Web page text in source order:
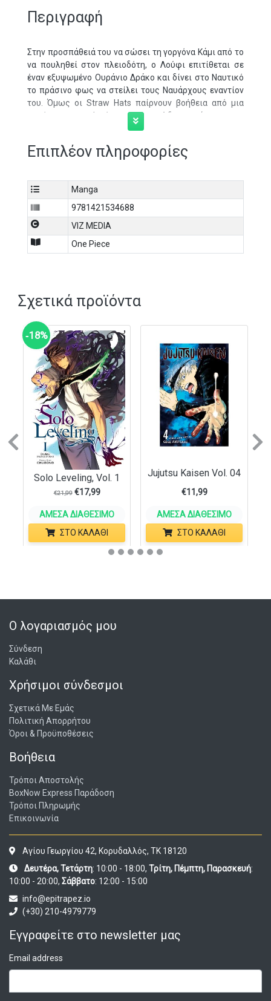
Περιγραφή
Στην προσπάθειά του να σώσει τη γοργόνα Κάμι από το
να πουληθεί στον πλειοδότη, ο Λούφι επιτίθεται σε
έναν εξυψωμένο Ουράνιο Δράκο και δίνει στο Ναυτικό
το πράσινο φως να στείλει τους Ναυάρχους εναντίον
του. Όμως οι Straw Hats παίρνουν βοήθεια από μια
απρόσμενη πηγή, έναν μυστηριώδη παράνομο που
γνωρίζει τα πάντα για τον Gold Roger, τον πρώτο
Επιπλέον πληροφορίες
Manga
9781421534688
VIZ MEDIA
One Piece
Σχετικά προϊόντα
‑18%
Solo Leveling, Vol. 1
€21,99 €17,99
ΆΜΕΣΑ ΔΙΑΘΈΣΙΜΟ
ΣΤΟ ΚΑΛΆΘΙ
Jujutsu Kaisen Vol. 04
€11,99
ΆΜΕΣΑ ΔΙΑΘΈΣΙΜΟ
ΣΤΟ ΚΑΛΆΘΙ
Previous
Ο λογαριασμός μου
Σύνδεση
Καλάθι
Χρήσιμοι σύνδεσμοι
Σχετικά Με Εμάς
Πολιτική Απορρήτου
Όροι & Προϋποθέσεις
Βοήθεια
Τρόποι Αποστολής
BoxNow Express Παράδοση
Τρόποι Πληρωμής
Επικοινωνία
Αγίου Γεωργίου 42, Κορυδαλλός, ΤΚ 18120
Δευτέρα, Τετάρτη: 10:00 - 18:00, Τρίτη, Πέμπτη, Παρασκευή:
10:00 - 20:00, Σάββατο: 12:00 - 15:00
info@epitrapez.io
(+30) 210-4979779
Εγγραφείτε στο newsletter μας
Email address